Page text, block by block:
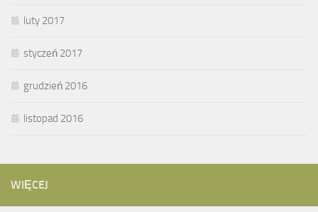
luty 2017
styczeń 2017
grudzień 2016
listopad 2016
WIĘCEJ